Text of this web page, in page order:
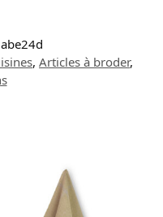
, Articles à broder,